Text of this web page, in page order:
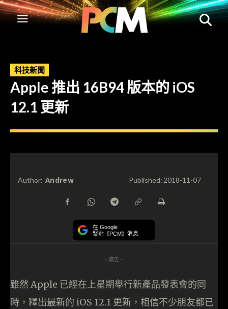
科技新聞
Apple 推出 16B94 版本的 iOS
12.1 更新
Author: Andrew Published:2018-11-07
在 Google
緊貼《PCM》消息
- 廣告 -
雖然 Apple 已經在上星期舉行新產品發表會的同
時，釋出最新的 iOS 12.1 更新，相信不少朋友都已